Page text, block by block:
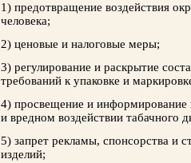
1) предотвращение воздействия
человека;
2) ценовые и налоговые меры;
3) регулирование и раскрытие
требований к упаковке и
4) просвещение и информирование
и вредном воздействии табачного
5) запрет рекламы, спонсорства и
изделий;